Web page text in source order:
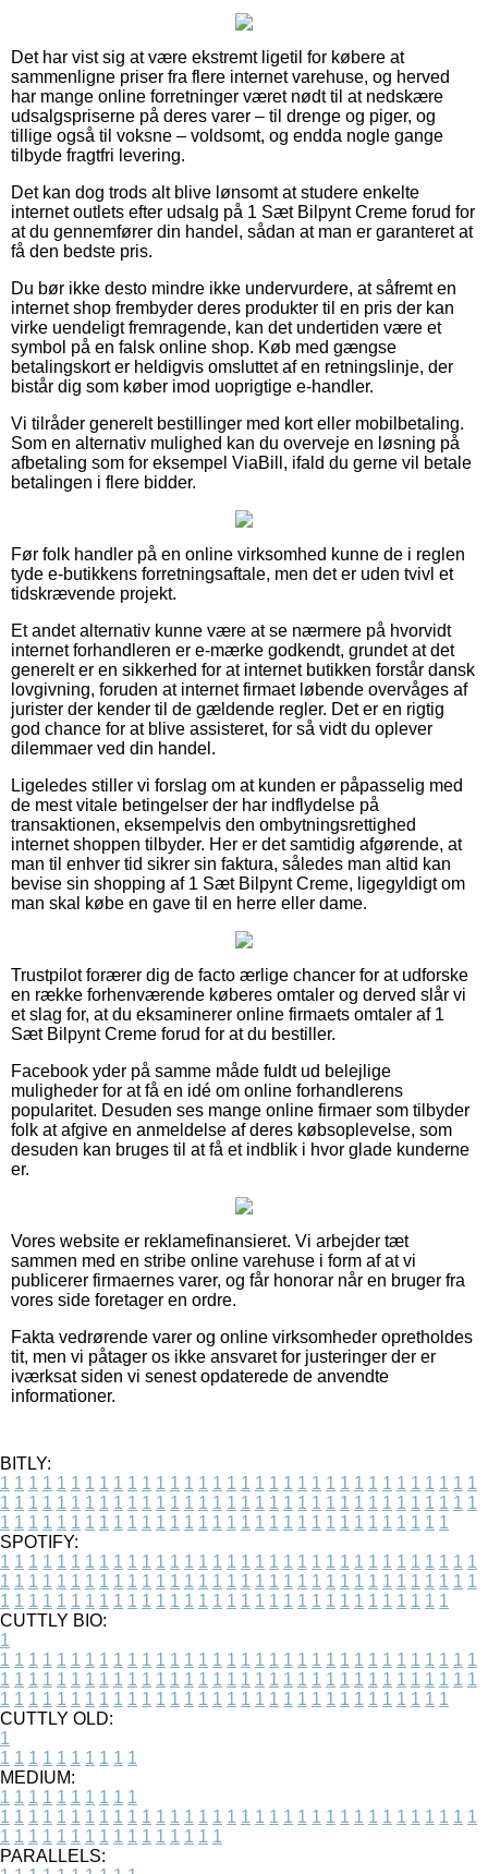
Det har vist sig at være ekstremt ligetil for købere at
sammenligne priser fra flere internet varehuse, og herved
har mange online forretninger været nødt til at nedskære
udsalgspriserne på deres varer – til drenge og piger, og
tillige også til voksne – voldsomt, og endda nogle gange
tilbyde fragtfri levering.
Det kan dog trods alt blive lønsomt at studere enkelte
internet outlets efter udsalg på 1 Sæt Bilpynt Creme forud for
at du gennemfører din handel, sådan at man er garanteret at
få den bedste pris.
Du bør ikke desto mindre ikke undervurdere, at såfremt en
internet shop frembyder deres produkter til en pris der kan
virke uendeligt fremragende, kan det undertiden være et
symbol på en falsk online shop. Køb med gængse
betalingskort er heldigvis omsluttet af en retningslinje, der
bistår dig som køber imod uoprigtige e-handler.
Vi tilråder generelt bestillinger med kort eller mobilbetaling.
Som en alternativ mulighed kan du overveje en løsning på
afbetaling som for eksempel ViaBill, ifald du gerne vil betale
betalingen i flere bidder.
Før folk handler på en online virksomhed kunne de i reglen
tyde e-butikkens forretningsaftale, men det er uden tvivl et
tidskrævende projekt.
Et andet alternativ kunne være at se nærmere på hvorvidt
internet forhandleren er e-mærke godkendt, grundet at det
generelt er en sikkerhed for at internet butikken forstår dansk
lovgivning, foruden at internet firmaet løbende overvåges af
jurister der kender til de gældende regler. Det er en rigtig
god chance for at blive assisteret, for så vidt du oplever
dilemmaer ved din handel.
Ligeledes stiller vi forslag om at kunden er påpasselig med
de mest vitale betingelser der har indflydelse på
transaktionen, eksempelvis den ombytningsrettighed
internet shoppen tilbyder. Her er det samtidig afgørende, at
man til enhver tid sikrer sin faktura, således man altid kan
bevise sin shopping af 1 Sæt Bilpynt Creme, ligegyldigt om
man skal købe en gave til en herre eller dame.
Trustpilot forærer dig de facto ærlige chancer for at udforske
en række forhenværende køberes omtaler og derved slår vi
et slag for, at du eksaminerer online firmaets omtaler af 1
Sæt Bilpynt Creme forud for at du bestiller.
Facebook yder på samme måde fuldt ud belejlige
muligheder for at få en idé om online forhandlerens
popularitet. Desuden ses mange online firmaer som tilbyder
folk at afgive en anmeldelse af deres købsoplevelse, som
desuden kan bruges til at få et indblik i hvor glade kunderne
er.
Vores website er reklamefinansieret. Vi arbejder tæt
sammen med en stribe online varehuse i form af at vi
publicerer firmaernes varer, og får honorar når en bruger fra
vores side foretager en ordre.
Fakta vedrørende varer og online virksomheder opretholdes
tit, men vi påtager os ikke ansvaret for justeringer der er
iværksat siden vi senest opdaterede de anvendte
informationer.
BITLY:
1 1 1 1 1 1 1 1 1 1 1 1 1 1 1 1 1 1 1 1 1 1 1 1 1 1 1 1 1 1 1 1 1 1
1 1 1 1 1 1 1 1 1 1 1 1 1 1 1 1 1 1 1 1 1 1 1 1 1 1 1 1 1 1 1 1 1 1
1 1 1 1 1 1 1 1 1 1 1 1 1 1 1 1 1 1 1 1 1 1 1 1 1 1 1 1 1 1 1 1
SPOTIFY:
1 1 1 1 1 1 1 1 1 1 1 1 1 1 1 1 1 1 1 1 1 1 1 1 1 1 1 1 1 1 1 1 1 1
1 1 1 1 1 1 1 1 1 1 1 1 1 1 1 1 1 1 1 1 1 1 1 1 1 1 1 1 1 1 1 1 1 1
1 1 1 1 1 1 1 1 1 1 1 1 1 1 1 1 1 1 1 1 1 1 1 1 1 1 1 1 1 1 1 1
CUTTLY BIO:
1
1 1 1 1 1 1 1 1 1 1 1 1 1 1 1 1 1 1 1 1 1 1 1 1 1 1 1 1 1 1 1 1 1 1
1 1 1 1 1 1 1 1 1 1 1 1 1 1 1 1 1 1 1 1 1 1 1 1 1 1 1 1 1 1 1 1 1 1
1 1 1 1 1 1 1 1 1 1 1 1 1 1 1 1 1 1 1 1 1 1 1 1 1 1 1 1 1 1 1 1
CUTTLY OLD:
1
1 1 1 1 1 1 1 1 1 1
MEDIUM:
1 1 1 1 1 1 1 1 1 1
1 1 1 1 1 1 1 1 1 1 1 1 1 1 1 1 1 1 1 1 1 1 1 1 1 1 1 1 1 1 1 1 1 1
1 1 1 1 1 1 1 1 1 1 1 1 1 1 1 1
PARALLELS: